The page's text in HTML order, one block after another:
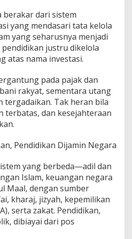
berakar dari sistem
yang mendasari tata kelola
yang seharusnya menjadi
justru dikelola
atas nama investasi.
pada pajak dan
rakyat, sementara utang
tergadaikan. Tak heran bila
terbatas, dan kesejahteraan
Pendidikan Dijamin Negara
yang berbeda—adil dan
Islam, keuangan negara
Maal, dengan sumber
kharaj, jizyah, kepemilikan
serta zakat. Pendidikan,
dibiayai dari pos